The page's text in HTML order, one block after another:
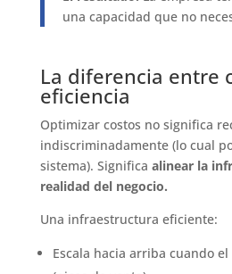
una capacidad que no
La diferencia entre
eficiencia
Optimizar costos no significa
indiscriminadamente (lo cual
sistema). Significa alinear la
realidad del negocio.
Una infraestructura eficiente:
Escala hacia arriba cuando